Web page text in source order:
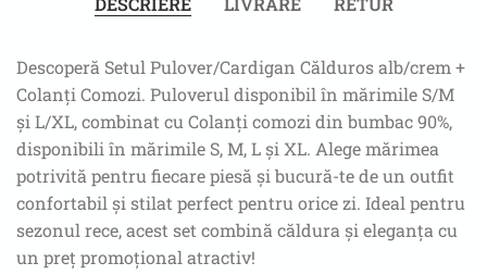
Descoperă Setul Pulover/Cardigan Călduros alb/crem +
Colanți Comozi. Puloverul disponibil în mărimile S/M
și L/XL, combinat cu Colanți comozi din bumbac 90%,
disponibili în mărimile S, M, L și XL. Alege mărimea
potrivită pentru fiecare piesă și bucură-te de un outfit
confortabil și stilat perfect pentru orice zi. Ideal pentru
sezonul rece, acest set combină căldura și eleganța cu
un preț promoțional atractiv!